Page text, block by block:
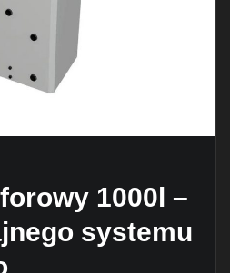
1000l –
systemu